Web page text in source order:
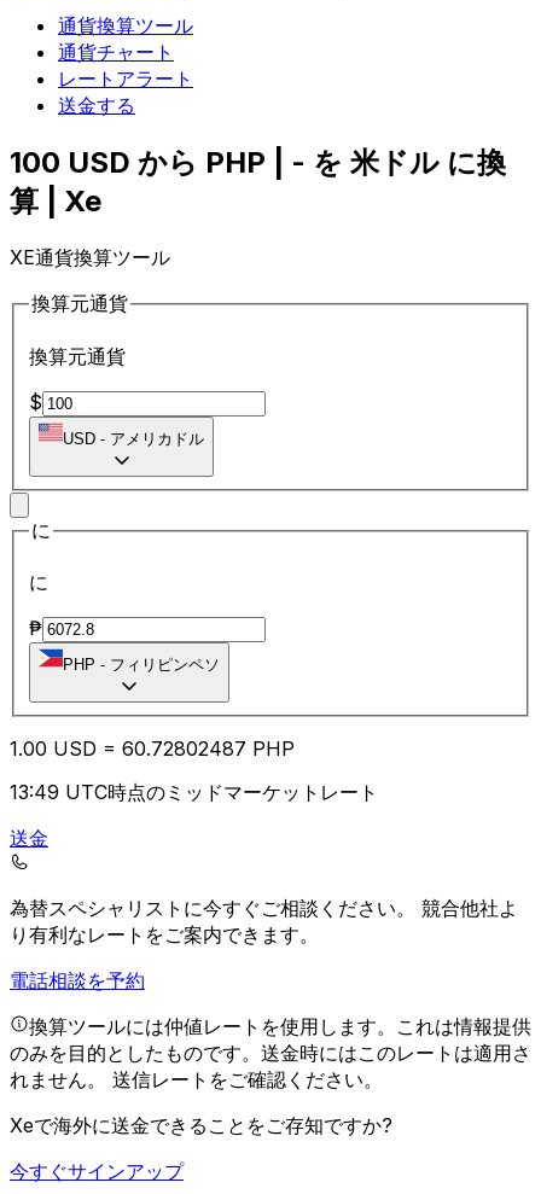
通貨換算ツール
通貨チャート
レートアラート
送金する
100 USD から PHP | - を 米ドル に換
算 | Xe
XE通貨換算ツール
換算元通貨
換算元通貨
$
USD - アメリカドル
に
に
₱
PHP - フィリピンペソ
1.00 USD = 60.72802487 PHP
13:49 UTC時点のミッドマーケットレート
送金
為替スペシャリストに今すぐご相談ください。 競合他社よ
り有利なレートをご案内できます。
電話相談を予約
換算ツールには仲値レートを使用します。これは情報提供
のみを目的としたものです。送金時にはこのレートは適用さ
れません。 送信レートをご確認ください。
Xeで海外に送金できることをご存知ですか?
今すぐサインアップ